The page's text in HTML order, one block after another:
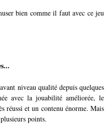
bien comme il faut avec ce jeu
niveau qualité depuis quelques
avec la jouabilité améliorée, le
réussi et un contenu énorme. Mais
points.